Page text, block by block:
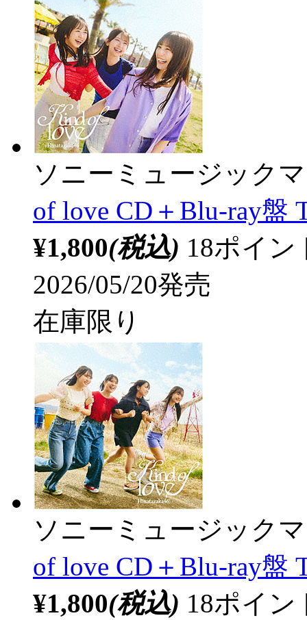
ソニーミュージック
of love CD＋Blu-ray盤
¥1,800(税込) 18ポイ
2026/05/20発売
在庫限り
ソニーミュージック
of love CD＋Blu-ray盤
¥1,800(税込) 18ポイ